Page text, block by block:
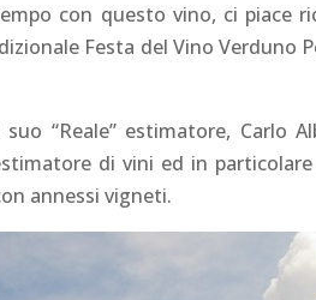
con questo vino, ci piace
Festa del Vino Verduno
“Reale” estimatore, Carlo
di vini ed in
annessi vigneti.